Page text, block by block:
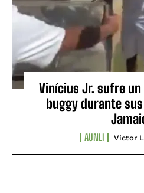
Vinícius Jr. sufre
buggy durante
AUNLI Víctor